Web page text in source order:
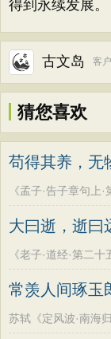
得到永续发展。
古文岛 客
猜您喜欢
苟得其养，无
《孟子·告子章句上·
大曰逝，逝曰
《老子·道经·第二十
常羡人间琢玉
苏轼《定风波·南海